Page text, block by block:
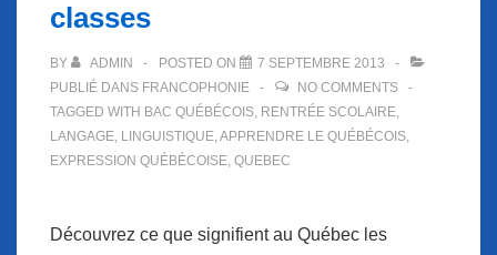
classes
BY ADMIN POSTED ON
7 SEPTEMBRE 2013
PUBLIÉ DANS FRANCOPHONIE
NO COMMENTS
TAGGED WITH BAC QUÉBÉCOIS, RENTRÉE SCOLAIRE,
LANGAGE, LINGUISTIQUE,APPRENDRE LE QUÉBÉCOIS,
EXPRESSION QUÉBÉCOISE, QUEBEC
Découvrez ce que signifient au Québec les